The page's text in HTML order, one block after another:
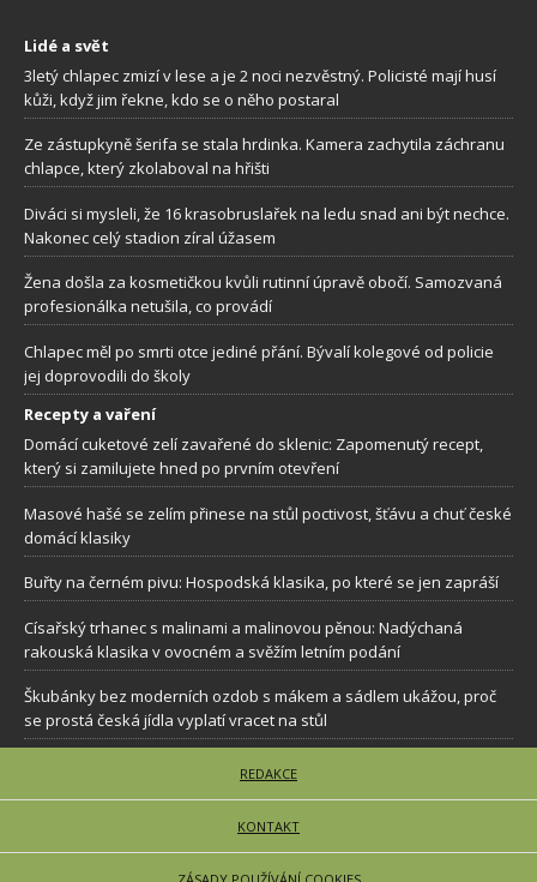
Lidé a svět
3letý chlapec zmizí v lese a je 2 noci nezvěstný. Policisté mají husí
kůži, když jim řekne, kdo se o něho postaral
Ze zástupkyně šerifa se stala hrdinka. Kamera zachytila záchranu
chlapce, který zkolaboval na hřišti
Diváci si mysleli, že 16 krasobruslařek na ledu snad ani být nechce.
Nakonec celý stadion zíral úžasem
Žena došla za kosmetičkou kvůli rutinní úpravě obočí. Samozvaná
profesionálka netušila, co provádí
Chlapec měl po smrti otce jediné přání. Bývalí kolegové od policie
jej doprovodili do školy
Recepty a vaření
Domácí cuketové zelí zavařené do sklenic: Zapomenutý recept,
který si zamilujete hned po prvním otevření
Masové hašé se zelím přinese na stůl poctivost, šťávu a chuť české
domácí klasiky
Buřty na černém pivu: Hospodská klasika, po které se jen zapráší
Císařský trhanec s malinami a malinovou pěnou: Nadýchaná
rakouská klasika v ovocném a svěžím letním podání
Škubánky bez moderních ozdob s mákem a sádlem ukážou, proč
se prostá česká jídla vyplatí vracet na stůl
REDAKCE
KONTAKT